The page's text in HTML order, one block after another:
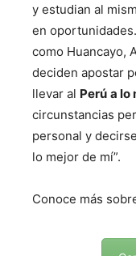
y estudian al
en
como Huancayo,
deciden apostar
llevar al Perú a lo
circunstancias
personal y
lo mejor de mí”.
Conoce más